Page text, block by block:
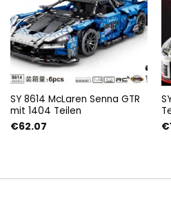
SY 8614 McLaren Senna GTR
mit 1404 Teilen
€62.07
€